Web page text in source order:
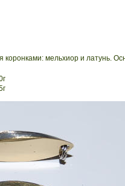
коронками: мельхиор и латунь.